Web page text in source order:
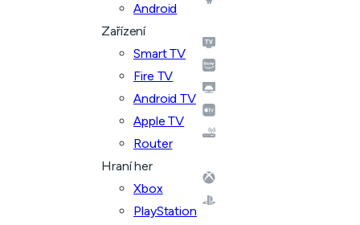
Android
Zařízení
Smart TV
Fire TV
Android TV
Apple TV
Router
Hraní her
Xbox
PlayStation